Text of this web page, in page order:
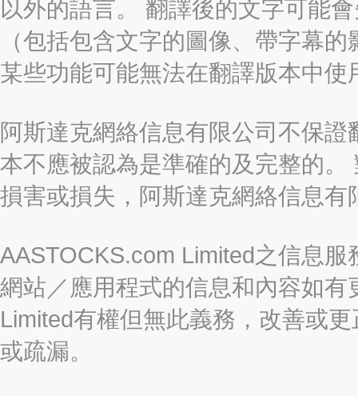
以外的語言。 翻譯後的文字可能
（包括包含文字的圖像、帶字幕
某些功能可能無法在翻譯版本中使
阿斯達克網絡信息有限公司不保
本不應被認為是準確的及完整的
損害或損失，阿斯達克網絡信息
AASTOCKS.com Limited之信息
網站／應用程式的信息和內容如
Limited有權但無此義務，改善或
或疏漏。